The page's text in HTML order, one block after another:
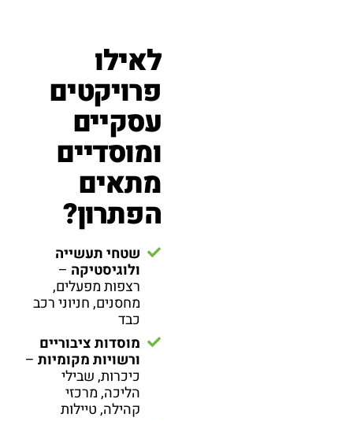
לאילו
פרויקטים
עסקיים
ומוסדיים
מתאים
הפתרון?
שטחי תעשייה
ולוגיסטיקה –
רצפות מפעלים,
מחסנים, חניוני רכב
כבד
מוסדות ציבוריים
ורשויות מקומיות–
כיכרות, שבילי
הליכה, מרכזי
קהילה, טיילות